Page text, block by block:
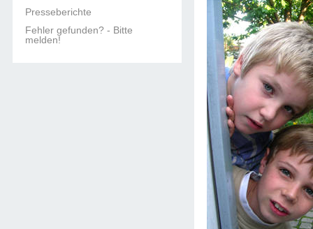
Presseberichte
Fehler gefunden? - Bitte
melden!